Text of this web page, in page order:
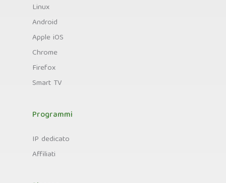
Linux
Android
Apple iOS
Chrome
Firefox
Smart TV
Programmi
IP dedicato
Affiliati